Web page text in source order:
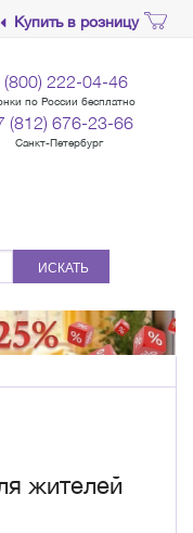
Купить в розницу
(800) 222-04-46
по России бесплатно
(812) 676-23-66
Санкт-Петербург
ИСКАТЬ
жителей